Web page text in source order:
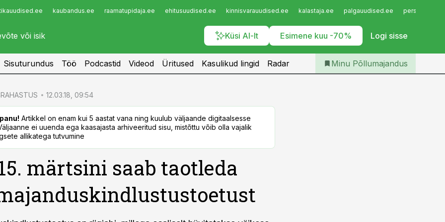
kaubandus.ee raamatupidaja.ee ehitusuudised.ee kinnisvarauudised.ee kalastaja.ee palgauudised.ee
Küsi AI-lt Esimene kuu -70% Logi sisse
Infopank
Iseteenindus
Telli Põllumajandus
Sisuturundus Töö Podcastid Videod Üritused Kasulikud lingid Radar Minu Põllumajandus
12.03.18, 09:54
Artikkel on enam kui 5 aastat vana ning kuulub väljaande digitaalsesse
ei uuenda ega kaasajasta arhiveeritud sisu, mistõttu võib olla vajalik
allikatega tutvumine
märtsini saab taotleda